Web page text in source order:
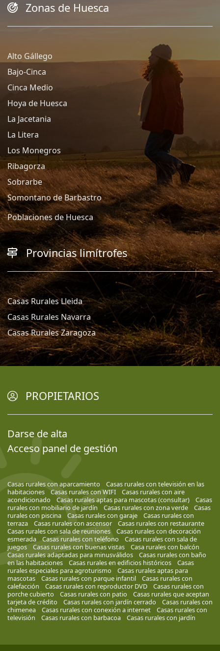
Zonas de Huesca
Alto Gállego
Bajo-Cinca
Cinca Medio
Hoya de Huesca
La Jacetania
La Litera
Los Monegros
Ribagorza
Sobrarbe
Somontano de Barbastro
Poblaciones de Huesca
Provincias limítrofes
Casas Rurales Lleida
Casas Rurales Navarra
Casas Rurales Zaragoza
PROPIETARIOS
Darse de alta
Acceso panel de gestión
Casas rurales con aparcamiento
Casas rurales con televisión en las
habitaciones
Casas rurales con WIFI
Casas rurales con aire
acondicionado
Casas rurales aptas para mascotas (consultar)
Casas
rurales con mobiliario de jardín
Casas rurales con zona verde
Casas
rurales con piscina
Casas rurales con garaje
Casas rurales con
terraza
Casas rurales con ascensor
Casas rurales con restaurante
Casas rurales con sala de reuniones
Casas rurales con decoración
esmerada
Casas rurales con teléfono
Casas rurales con sala de
juegos
Casas rurales con buenas vistas
Casa rurales con balcón
Casas rurales adaptadas para minusválidos
Casas rurales con baño
en las habitaciones
Casas rurales en edificios históricos
Casas
rurales especiales para agroturismo
Casas rurales aptas para
mascotas
Casas rurales con parque infantil
Casas rurales con
calefacción
Casas rurales con reproductor DVD
Casas rurales con
porche cubierto
Casas rurales con patio
Casas rurales que aceptan
tarjeta de crédito
Casas rurales con jardín cerrado
Casas rurales con
chimenea
Casas rurales con conexión a internet
Casas rurales con
televisión
Casas rurales con barbacoa Casas rurales con jardín